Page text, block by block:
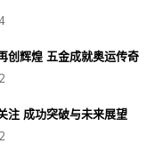
创辉煌 五金成就奥运传奇
注 成功突破与未来展望